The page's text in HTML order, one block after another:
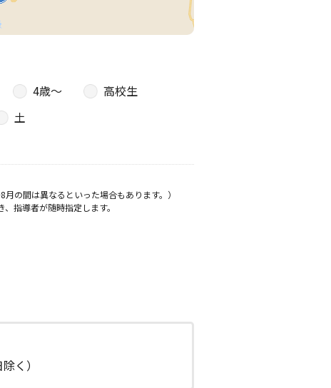
4歳〜
高校生
土
の間は異なるといった場合もあります。）
指導者が随時指定します。
く）